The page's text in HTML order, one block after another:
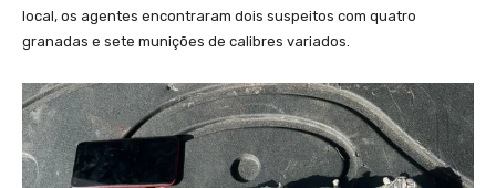
local, os agentes encontraram dois suspeitos com quatro
granadas e sete munições de calibres variados.